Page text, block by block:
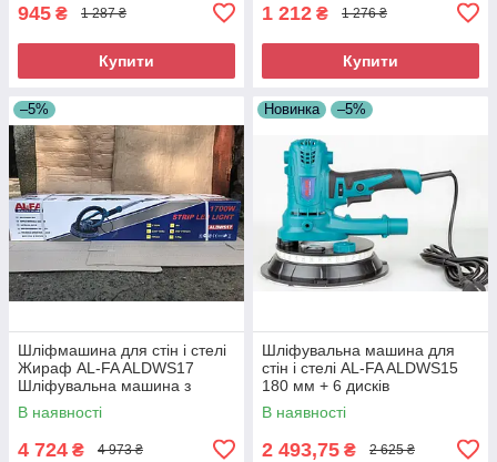
945 ₴ 1 287 ₴
Купити
1 212 ₴ 1 276 ₴
Купити
–5%
Шліфмашина для стін і стелі
Жираф AL-FA ALDWS17
Шліфувальна машина з
подовженою ручкою
В наявності
4 724 ₴ 4 973 ₴
Новинка –5%
Шліфувальна машина для
стін і стелі AL-FA ALDWS15
180 мм + 6 дисків
Шліфмашина для
шліфування стін
В наявності
2 493,75 ₴ 2 625 ₴